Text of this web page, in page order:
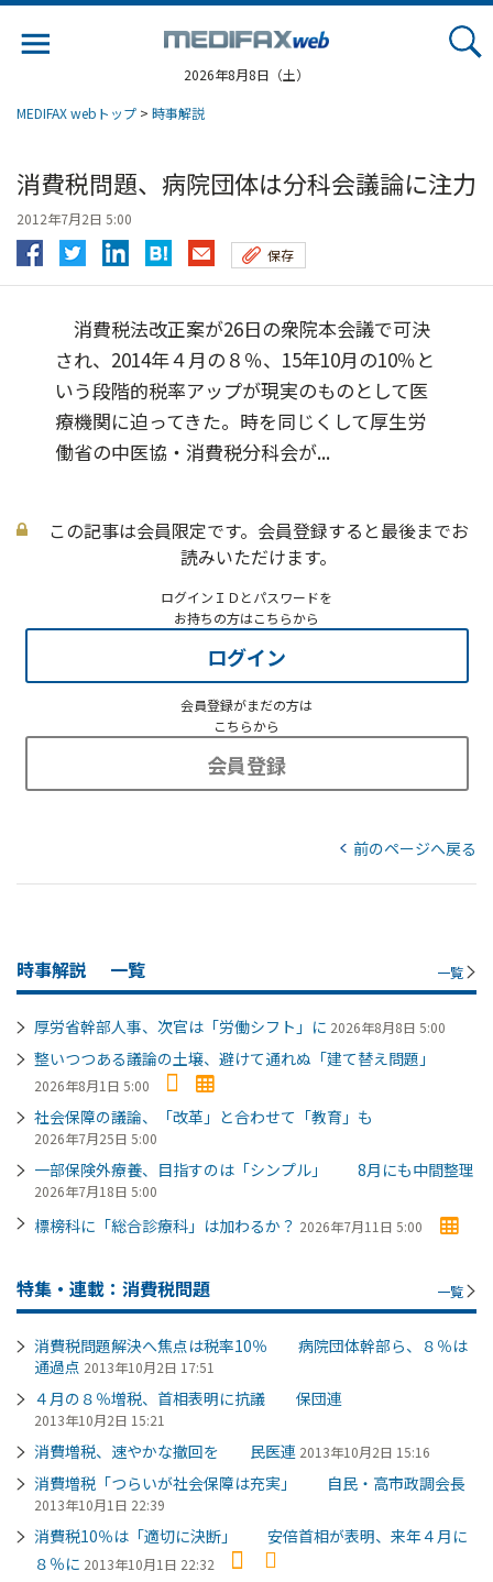
2026年8月8日（土）
MEDIFAX webトップ > 時事解説
消費税問題、病院団体は分科会議論に注力
2012年7月2日 5:00
保存
消費税法改正案が26日の衆院本会議で可決
され、2014年４月の８％、15年10月の10％と
いう段階的税率アップが現実のものとして医
療機関に迫ってきた。時を同じくして厚生労
働省の中医協・消費税分科会が...
この記事は会員限定です。会員登録すると最後までお
読みいただけます。
ログインＩＤとパスワードを
お持ちの方はこちらから
ログイン
会員登録がまだの方は
こちらから
会員登録
前のページへ戻る
時事解説 一覧 一覧
厚労省幹部人事、次官は「労働シフト」に 2026年8月8日 5:00
整いつつある議論の土壌、避けて通れぬ「建て替え問題」
2026年8月1日 5:00
社会保障の議論、「改革」と合わせて「教育」も
2026年7月25日 5:00
一部保険外療養、目指すのは「シンプル」 8月にも中間整理
2026年7月18日 5:00
標榜科に「総合診療科」は加わるか？ 2026年7月11日 5:00
特集・連載：消費税問題 一覧
消費税問題解決へ焦点は税率10％ 病院団体幹部ら、８％は
通過点 2013年10月2日 17:51
４月の８％増税、首相表明に抗議 保団連
2013年10月2日 15:21
消費増税、速やかな撤回を 民医連 2013年10月2日 15:16
消費増税「つらいが社会保障は充実」 自民・高市政調会長
2013年10月1日 22:39
消費税10％は「適切に決断」 安倍首相が表明、来年４月に
８％に 2013年10月1日 22:32